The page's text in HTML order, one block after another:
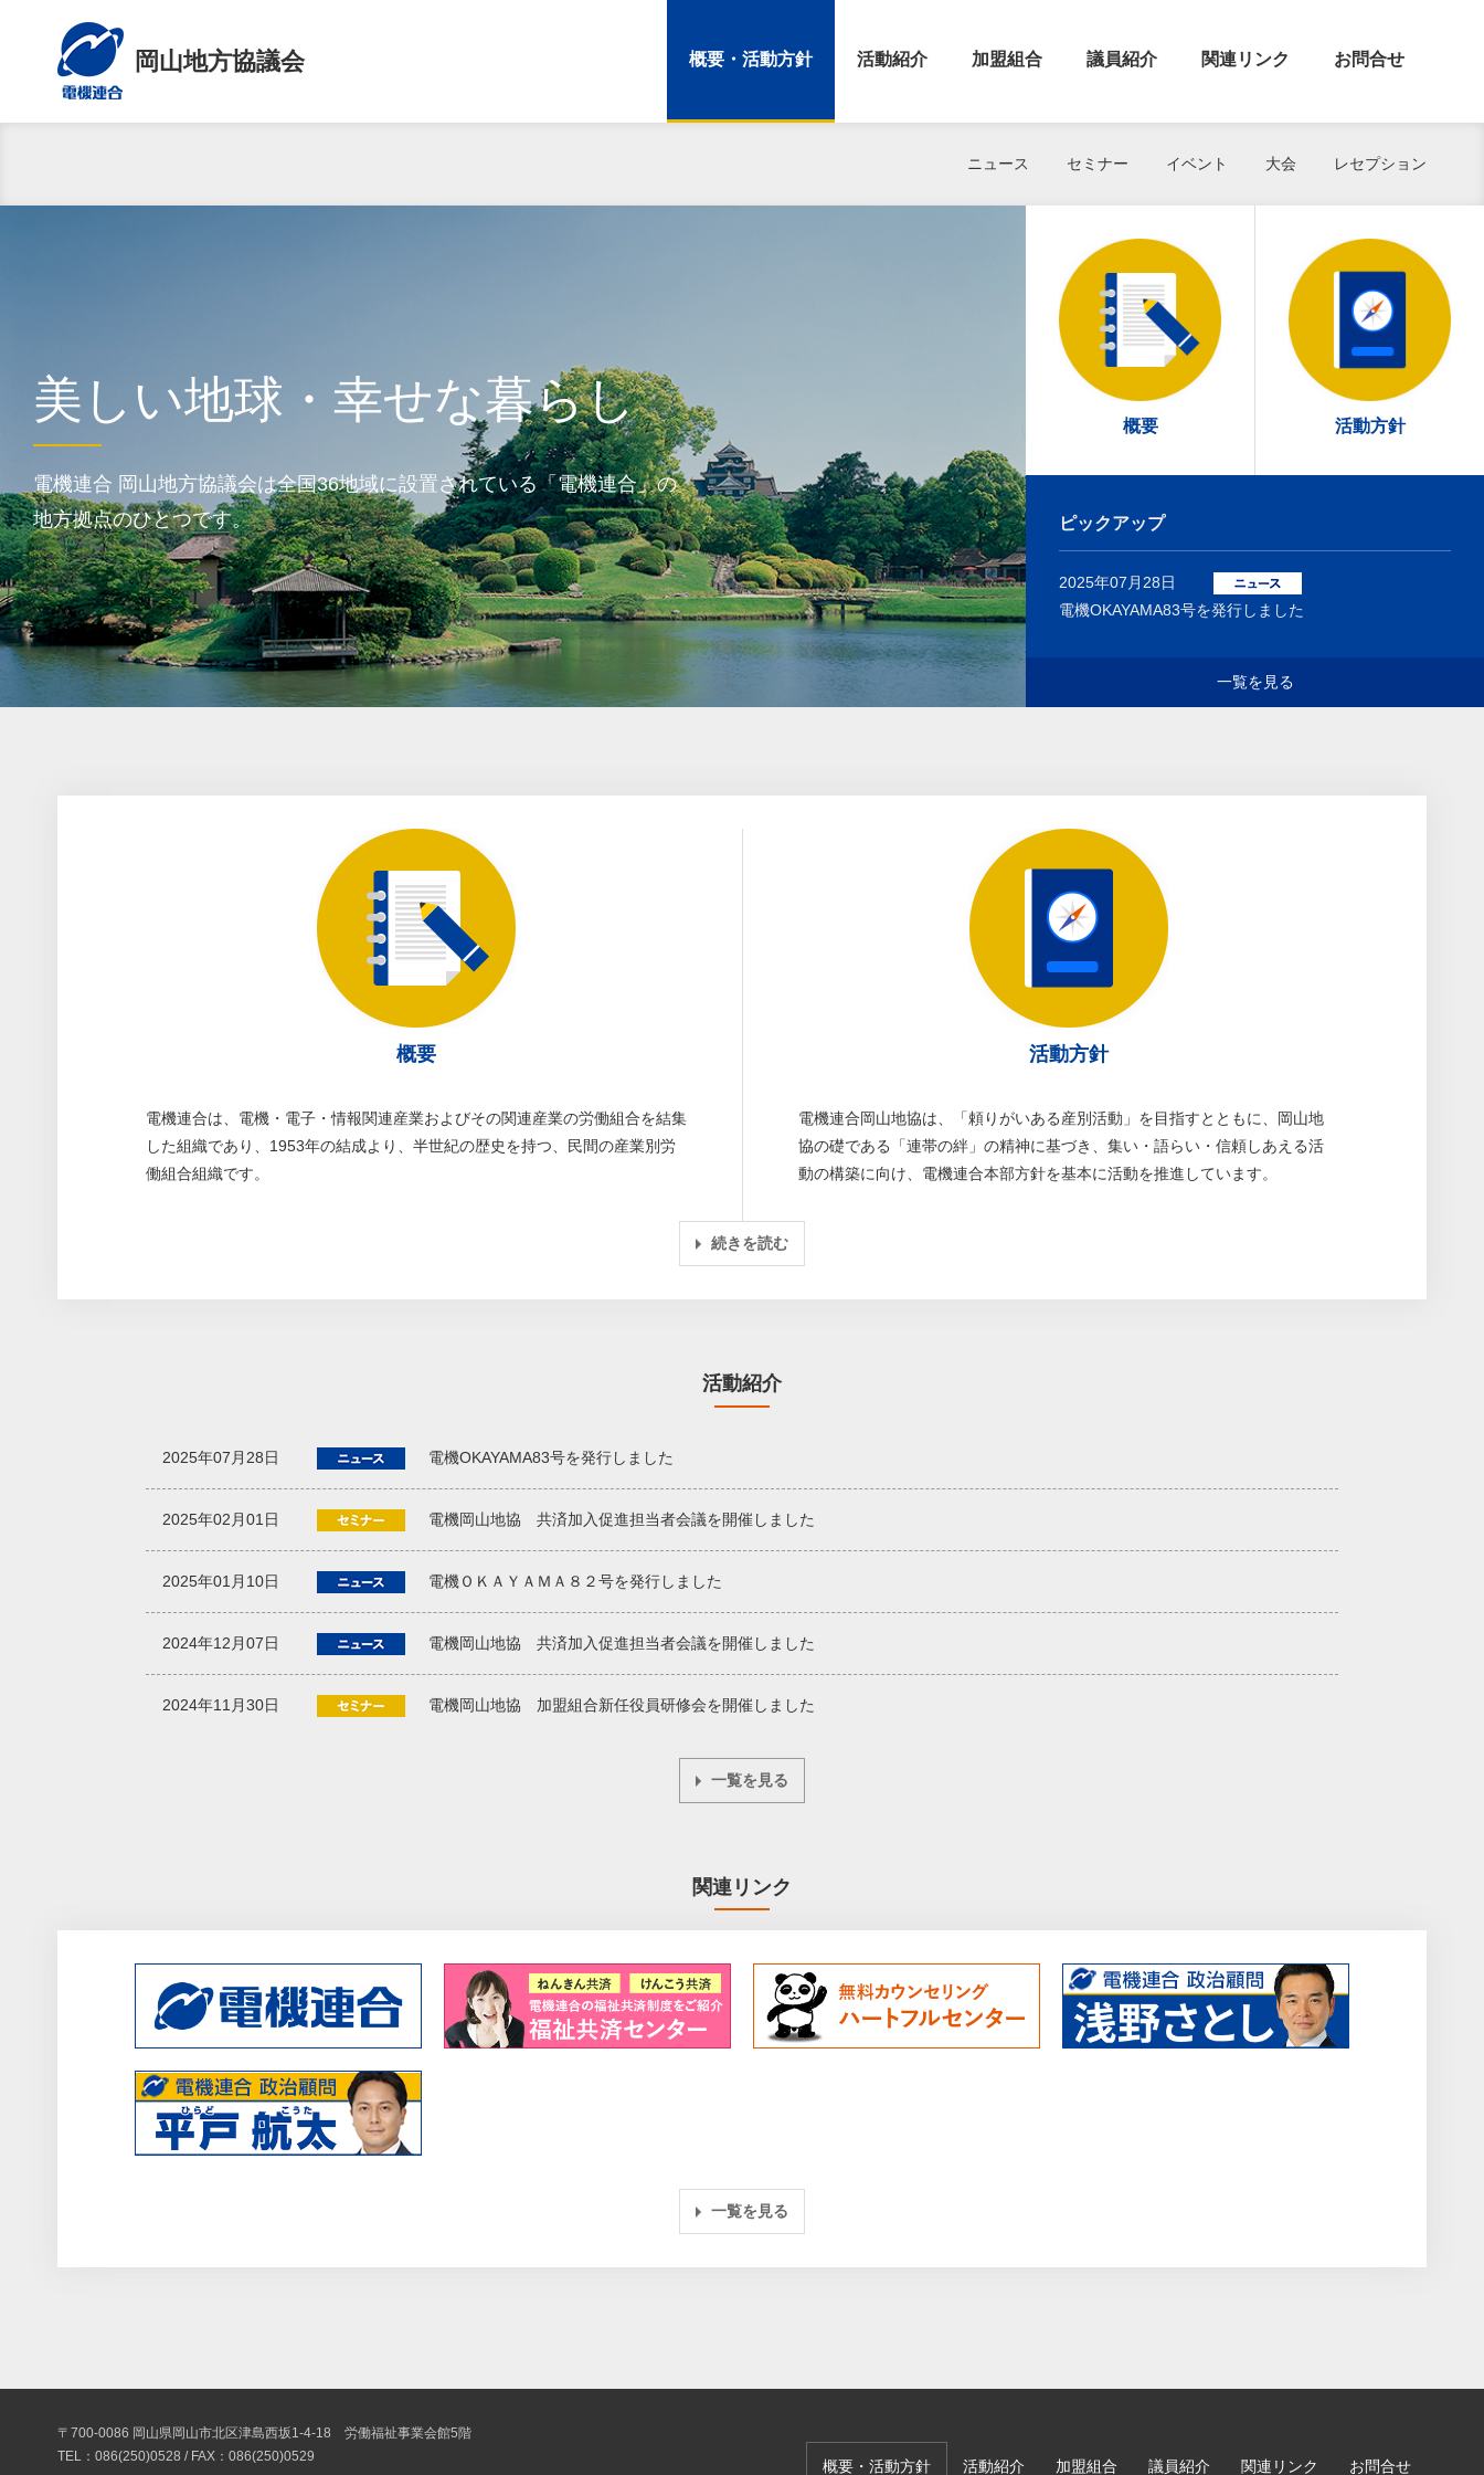
岡山地方協議会 概要・活動方針 活動紹介 加盟組合 議員紹介 関連リンク お問合せ
ニュース セミナー イベント 大会 レセプション
美しい地球・幸せな暮らし
電機連合 岡山地方協議会は全国36地域に設置されている「電機連合」の
地方拠点のひとつです。
概要 活動方針
ピックアップ
2025年07月28日
電機OKAYAMA83号を発行しました
一覧を見る
概要
電機連合は、電機・電子・情報関連産業およびその関連産業の労働組合を結集
した組織であり、1953年の結成より、半世紀の歴史を持つ、民間の産業別労
働組合組織です。
活動方針
電機連合岡山地協は、「頼りがいある産別活動」を目指すとともに、岡山地
協の礎である「連帯の絆」の精神に基づき、集い・語らい・信頼しあえる活
動の構築に向け、電機連合本部方針を基本に活動を推進しています。
続きを読む
活動紹介
2025年07月28日 電機OKAYAMA83号を発行しました
2025年02月01日 電機岡山地協 共済加入促進担当者会議を開催しました
2025年01月10日 電機ＯＫＡＹＡＭＡ８２号を発行しました
2024年12月07日 電機岡山地協 共済加入促進担当者会議を開催しました
2024年11月30日 電機岡山地協 加盟組合新任役員研修会を開催しました
一覧を見る
関連リンク
一覧を見る
〒700-0086 岡山県岡山市北区津島西坂1-4-18 労働福祉事業会館5階
TEL：086(250)0528 / FAX：086(250)0529
概要・活動方針 活動紹介 加盟組合 議員紹介 関連リンク お問合せ